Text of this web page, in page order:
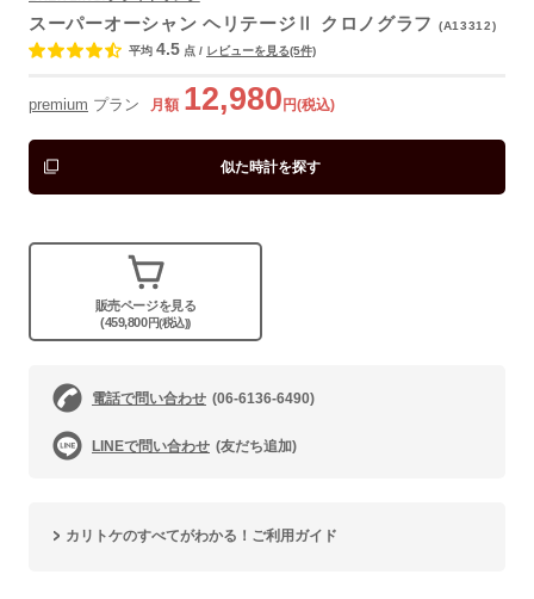
スーパーオーシャン ヘリテージⅡ クロノグラフ
(A13312)
平均 4.5 点 / レビューを見る(5件)
premium プラン 月額 12,980 円(税込)
似た時計を探す
販売ページを見る
(459,800円(税込))
電話で問い合わせ (06-6136-6490)
LINEで問い合わせ (友だち追加)
カリトケのすべてがわかる！ご利用ガイド